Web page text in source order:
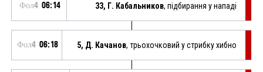
Фол4 06:14 33, Г. Кабальников, підбирання у нападі
Фол4 06:18 5, Д. Качанов, трьохочковий у стрибку хибно